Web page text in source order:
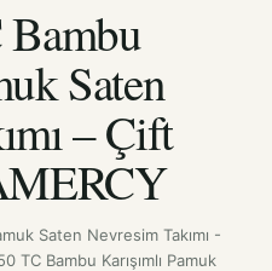
Saten
– Çift
Saten Nevresim Takımı -
TC Bambu Karışımlı Pamuk